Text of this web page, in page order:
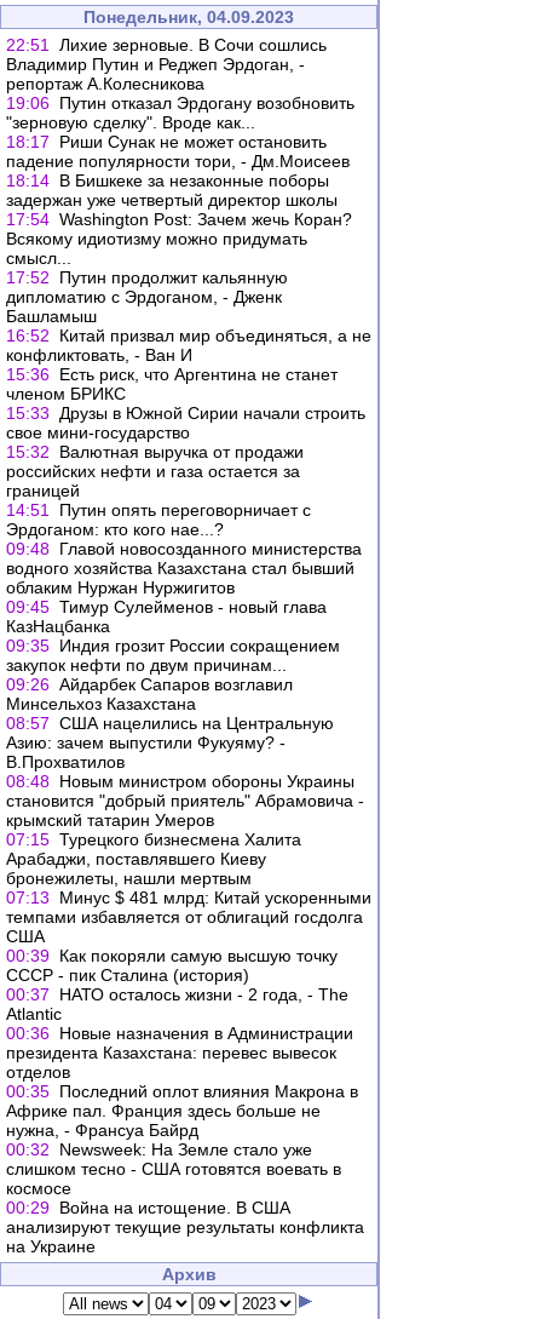
Понедельник, 04.09.2023
22:51
Лихие зерновые. В Сочи сошлись
Владимир Путин и Реджеп Эрдоган, -
репортаж А.Колесникова
19:06 Путин отказал Эрдогану возобновить
"зерновую сделку". Вроде как...
18:17
Риши Сунак не может остановить
падение популярности тори, - Дм.Моисеев
18:14 В Бишкеке за незаконные поборы
задержан уже четвертый директор школы
17:54 Washington Post: Зачем жечь Коран?
Всякому идиотизму можно придумать
смысл...
17:52
Путин продолжит кальянную
дипломатию с Эрдоганом, - Дженк
Башламыш
16:52
Китай призвал мир объединяться, а не
конфликтовать, - Ван И
15:36 Есть риск, что Аргентина не станет
членом БРИКС
15:33
Друзы в Южной Сирии начали строить
свое мини-государство
15:32
Валютная выручка от продажи
российских нефти и газа остается за
границей
14:51
Путин опять переговорничает с
Эрдоганом: кто кого нае...?
09:48 Главой новосозданного министерства
водного хозяйства Казахстана стал бывший
облаким Нуржан Нуржигитов
09:45 Тимур Сулейменов - новый глава
КазНацбанка
09:35 Индия грозит России сокращением
закупок нефти по двум причинам...
09:26 Айдарбек Сапаров возглавил
Минсельхоз Казахстана
08:57 США нацелились на Центральную
Азию: зачем выпустили Фукуяму? -
В.Прохватилов
08:48 Новым министром обороны Украины
становится "добрый приятель" Абрамовича -
крымский татарин Умеров
07:15 Турецкого бизнесмена Халита
Арабаджи, поставлявшего Киеву
бронежилеты, нашли мертвым
07:13
Минус $ 481 млрд: Китай ускоренными
темпами избавляется от облигаций госдолга
США
00:39 Как покоряли самую высшую точку
СССР - пик Сталина (история)
00:37
НАТО осталось жизни - 2 года, - The
Atlantic
00:36 Новые назначения в Администрации
президента Казахстана: перевес вывесок
отделов
00:35 Последний оплот влияния Макрона в
Африке пал. Франция здесь больше не
нужна, - Франсуа Байрд
00:32
Newsweek: На Земле стало уже
слишком тесно - США готовятся воевать в
космосе
00:29 Война на истощение. В США
анализируют текущие результаты конфликта
на Украине
Архив